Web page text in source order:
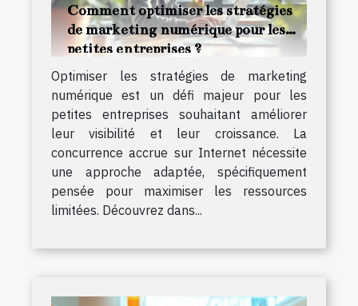
Comment optimiser les stratégies
de marketing numérique pour les
petites entreprises ?
Optimiser les stratégies de marketing
numérique est un défi majeur pour les
petites entreprises souhaitant améliorer
leur visibilité et leur croissance. La
concurrence accrue sur Internet nécessite
une approche adaptée, spécifiquement
pensée pour maximiser les ressources
limitées. Découvrez dans...